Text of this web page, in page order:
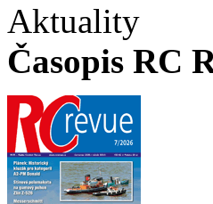
Aktuality
Časopis RC